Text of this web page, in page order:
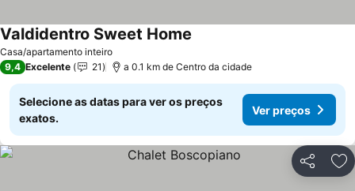
Casa/apartamento inteiro
Valdidentro Sweet Home
9,4 Excelente 21 a 0.1 km de Centro da cidade
Selecione as datas para ver os preços
exatos.
Ver preços
Partilhar